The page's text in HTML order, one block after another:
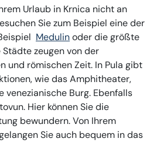
Urlaub in Krnica nicht an
Sie zum Beispiel eine der
Medulinoder die größte
zeugen von der
und römischen Zeit. In Pula gibt
wie das Amphitheater,
venezianische Burg. Ebenfalls
Hier können Sie die
bewundern. Von Ihrem
Sie auch bequem in das